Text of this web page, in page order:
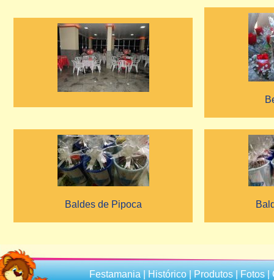
Baldes de Pipoca
Festamania|Histórico|Produtos|Fotos|